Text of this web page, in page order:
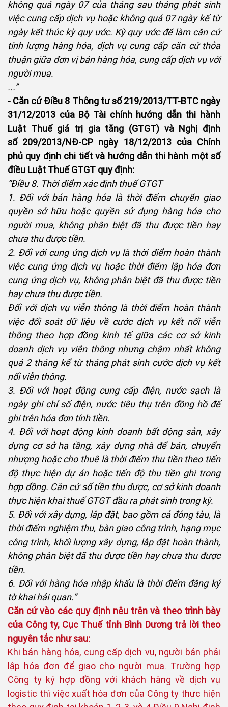
không quá ngày 07 của tháng sau tháng phát sinh
việc cung cấp dịch vụ hoặc không quá 07 ngày kể từ
ngày kết thúc kỳ quy ước. Kỳ quy ước để làm căn cứ
tính lượng hàng hóa, dịch vụ cung cấp căn cứ thỏa
thuận giữa đơn vị bán hàng hóa, cung cấp dịch vụ với
người mua.
...”
- Căn cứ Điều 8 Thông tư số 219/2013/TT-BTC ngày
31/12/2013 của Bộ Tài chính hướng dẫn thi hành
Luật Thuế giá trị gia tăng (GTGT) và Nghị định
số 209/2013/NĐ-CP ngày 18/12/2013 của Chính
phủ quy định chi tiết và hướng dẫn thi hành một số
điều Luật Thuế GTGT quy định:
“Điều 8. Thời điểm xác định thuế GTGT
1. Đối với bán hàng hóa là thời điểm chuyển giao
quyền sở hữu hoặc quyền sử dụng hàng hóa cho
người mua, không phân biệt đã thu được tiền hay
chưa thu được tiền.
2. Đối với cung ứng dịch vụ là thời điểm hoàn thành
việc cung ứng dịch vụ hoặc thời điểm lập hóa đơn
cung ứng dịch vụ, không phân biệt đã thu được tiền
hay chưa thu được tiền.
Đối với dịch vụ viễn thông là thời điểm hoàn thành
việc đối soát dữ liệu về cước dịch vụ kết nối viễn
thông theo hợp đồng kinh tế giữa các cơ sở kinh
doanh dịch vụ viễn thông nhưng chậm nhất không
quá 2 tháng kể từ tháng phát sinh cước dịch vụ kết
nối viễn thông.
3. Đối với hoạt động cung cấp điện, nước sạch là
ngày ghi chỉ số điện, nước tiêu thụ trên đồng hồ để
ghi trên hóa đơn tính tiền.
4. Đối với hoạt động kinh doanh bất động sản, xây
dựng cơ sở hạ tầng, xây dựng nhà để bán, chuyển
nhượng hoặc cho thuê là thời điểm thu tiền theo tiến
độ thực hiện dự án hoặc tiến độ thu tiền ghi trong
hợp đồng. Căn cứ số tiền thu được, cơ sở kinh doanh
thực hiện khai thuế GTGT đầu ra phát sinh trong kỳ.
5. Đối với xây dựng, lắp đặt, bao gồm cả đóng tàu, là
thời điểm nghiệm thu, bàn giao công trình, hạng mục
công trình, khối lượng xây dựng, lắp đặt hoàn thành,
không phân biệt đã thu được tiền hay chưa thu được
tiền.
6. Đối với hàng hóa nhập khẩu là thời điểm đăng ký
tờ khai hải quan.”
Căn cứ vào các quy định nêu trên và theo trình bày
của Công ty, Cục Thuế tỉnh Bình Dương trả lời theo
nguyên tắc như sau:
Khi bán hàng hóa, cung cấp dịch vụ, người bán phải
lập hóa đơn để giao cho người mua. Trường hợp
Công ty ký hợp đồng với khách hàng về dịch vụ
logistic thì việc xuất hóa đơn của Công ty thực hiện